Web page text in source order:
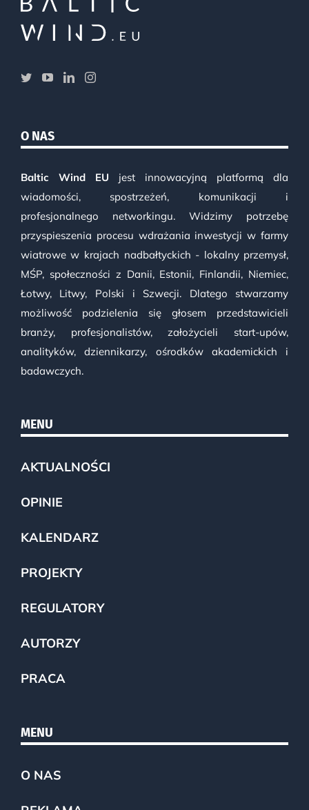
O NAS
Baltic Wind EU jest innowacyjną platformą dla
wiadomości, spostrzeżeń, komunikacji i
profesjonalnego networkingu. Widzimy potrzebę
przyspieszenia procesu wdrażania inwestycji w farmy
wiatrowe w krajach nadbałtyckich - lokalny przemysł,
MŚP, społeczności z Danii, Estonii, Finlandii, Niemiec,
Łotwy, Litwy, Polski i Szwecji. Dlatego stwarzamy
możliwość podzielenia się głosem przedstawicieli
branży, profesjonalistów, założycieli start-upów,
analityków, dziennikarzy, ośrodków akademickich i
badawczych.
MENU
AKTUALNOŚCI
OPINIE
KALENDARZ
PROJEKTY
REGULATORY
AUTORZY
PRACA
MENU
O NAS